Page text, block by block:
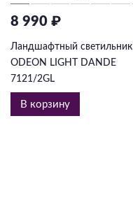
8 990 ₽
Ландшафтный светильник
ODEON LIGHT DANDE
7121/2GL
В корзину